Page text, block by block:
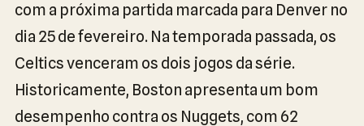
com a próxima partida marcada para Denver no
dia 25 de fevereiro. Na temporada passada, os
Celtics venceram os dois jogos da série.
Historicamente, Boston apresenta um bom
desempenho contra os Nuggets, com 62